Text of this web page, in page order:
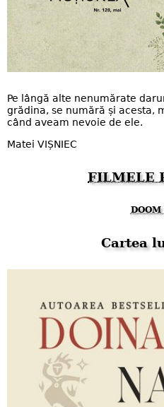
Pe lângă alte nenumărate
grădina, se numără și acesta,
când aveam nevoie de ele.
Matei VIȘNIEC
FILMELE
DOOM
Cartea